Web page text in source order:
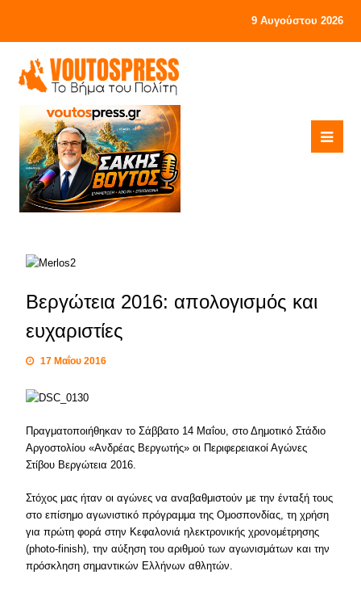
9 Αυγούστου 2026
Βεργώτεια 2016: απολογισμός και
ευχαριστίες
17 Μαΐου 2016
Πραγματοποιήθηκαν το Σάββατο 14 Μαΐου, στο Δημοτικό Στάδιο
Αργοστολίου «Ανδρέας Βεργωτής» οι Περιφερειακοί Αγώνες
Στίβου Βεργώτεια 2016.
Στόχος μας ήταν οι αγώνες να αναβαθμιστούν με την ένταξή τους
στο επίσημο αγωνιστικό πρόγραμμα της Ομοσπονδίας, τη χρήση
για πρώτη φορά στην Κεφαλονιά ηλεκτρονικής χρονομέτρησης
(photo-finish), την αύξηση του αριθμού των αγωνισμάτων και την
πρόσκληση σημαντικών Ελλήνων αθλητών.